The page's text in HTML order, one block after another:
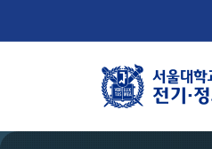
학부뉴스
뉴스